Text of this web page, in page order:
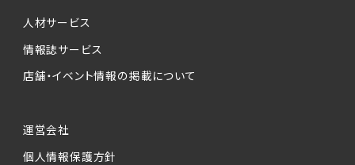
人材サービス
情報誌サービス
店舗・イベント情報の掲載について
運営会社
個人情報保護方針